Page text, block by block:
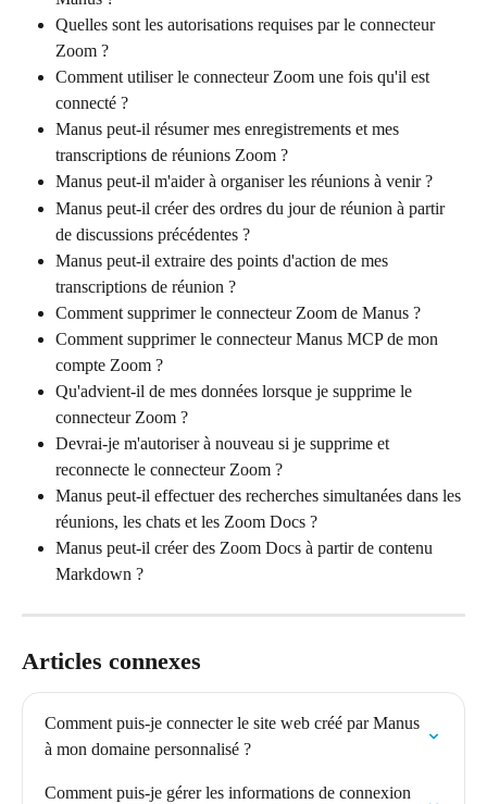
Quelles sont les autorisations requises par le connecteur
Zoom ?
Comment utiliser le connecteur Zoom une fois qu'il est
connecté ?
Manus peut-il résumer mes enregistrements et mes
transcriptions de réunions Zoom ?
Manus peut-il m'aider à organiser les réunions à venir ?
Manus peut-il créer des ordres du jour de réunion à partir
de discussions précédentes ?
Manus peut-il extraire des points d'action de mes
transcriptions de réunion ?
Comment supprimer le connecteur Zoom de Manus ?
Comment supprimer le connecteur Manus MCP de mon
compte Zoom ?
Qu'advient-il de mes données lorsque je supprime le
connecteur Zoom ?
Devrai-je m'autoriser à nouveau si je supprime et
reconnecte le connecteur Zoom ?
Manus peut-il effectuer des recherches simultanées dans les
réunions, les chats et les Zoom Docs ?
Manus peut-il créer des Zoom Docs à partir de contenu
Markdown ?
Articles connexes
Comment puis-je connecter le site web créé par Manus
à mon domaine personnalisé ?
Comment puis-je gérer les informations de connexion